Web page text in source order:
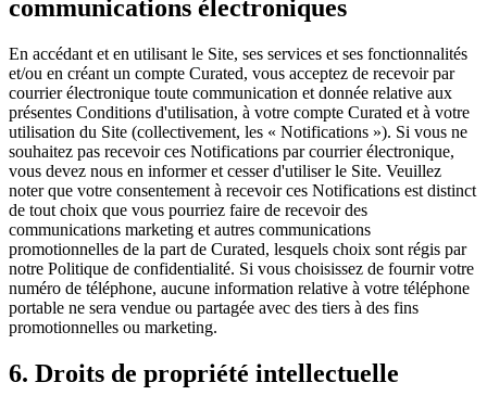
communications électroniques
En accédant et en utilisant le Site, ses services et ses fonctionnalités
et/ou en créant un compte Curated, vous acceptez de recevoir par
courrier électronique toute communication et donnée relative aux
présentes Conditions d'utilisation, à votre compte Curated et à votre
utilisation du Site (collectivement, les « Notifications »). Si vous ne
souhaitez pas recevoir ces Notifications par courrier électronique,
vous devez nous en informer et cesser d'utiliser le Site. Veuillez
noter que votre consentement à recevoir ces Notifications est distinct
de tout choix que vous pourriez faire de recevoir des
communications marketing et autres communications
promotionnelles de la part de Curated, lesquels choix sont régis par
notre Politique de confidentialité. Si vous choisissez de fournir votre
numéro de téléphone, aucune information relative à votre téléphone
portable ne sera vendue ou partagée avec des tiers à des fins
promotionnelles ou marketing.
6. Droits de propriété intellectuelle